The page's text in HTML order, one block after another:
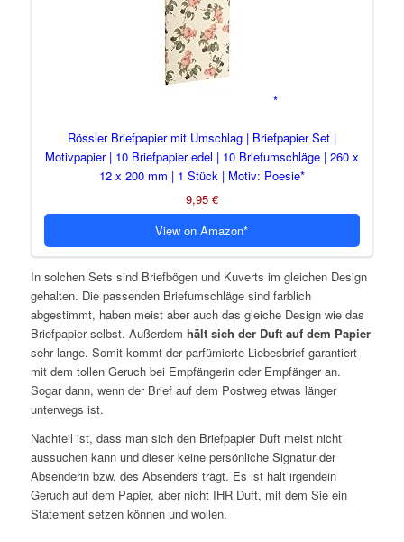
Rössler Briefpapier mit Umschlag | Briefpapier Set |
Motivpapier | 10 Briefpapier edel | 10 Briefumschläge | 260 x
12 x 200 mm | 1 Stück | Motiv: Poesie
9,95 €
View on Amazon
In solchen Sets sind Briefbögen und Kuverts im gleichen Design
gehalten. Die passenden Briefumschläge sind farblich
abgestimmt, haben meist aber auch das gleiche Design wie das
Briefpapier selbst. Außerdem hält sich der Duft auf dem Papier
sehr lange. Somit kommt der parfümierte Liebesbrief garantiert
mit dem tollen Geruch bei Empfängerin oder Empfänger an.
Sogar dann, wenn der Brief auf dem Postweg etwas länger
unterwegs ist.
Nachteil ist, dass man sich den Briefpapier Duft meist nicht
aussuchen kann und dieser keine persönliche Signatur der
Absenderin bzw. des Absenders trägt. Es ist halt irgendein
Geruch auf dem Papier, aber nicht IHR Duft, mit dem Sie ein
Statement setzen können und wollen.